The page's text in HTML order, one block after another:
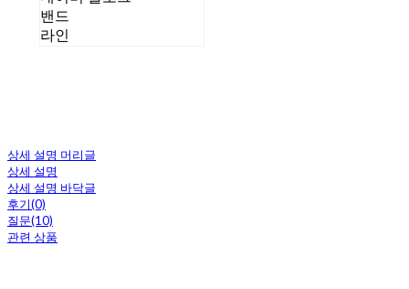
밴드
라인
상세 설명 머리글
상세 설명
상세 설명 바닥글
후기(0)
질문(10)
관련 상품